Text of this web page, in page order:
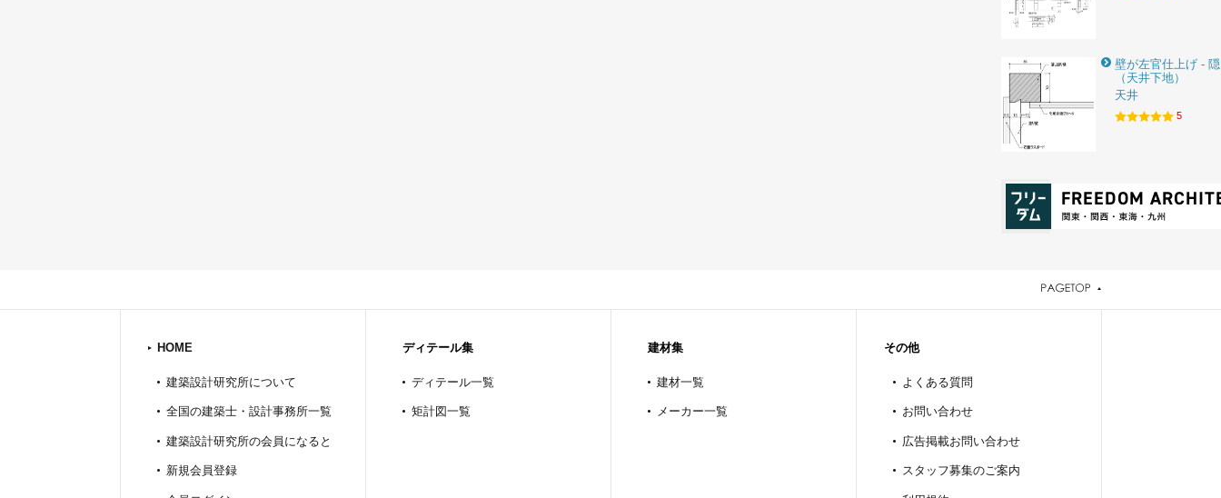
壁が左官仕上げ -
（天井下地）
天井
5
HOME
建築設計研究所について
全国の建築士・設計事務所一覧
建築設計研究所の会員になると
新規会員登録
ディテール集
ディテール一覧
矩計図一覧
建材集
建材一覧
メーカー一覧
その他
よくある質問
お問い合わせ
広告掲載お問い合わせ
スタッフ募集のご案内